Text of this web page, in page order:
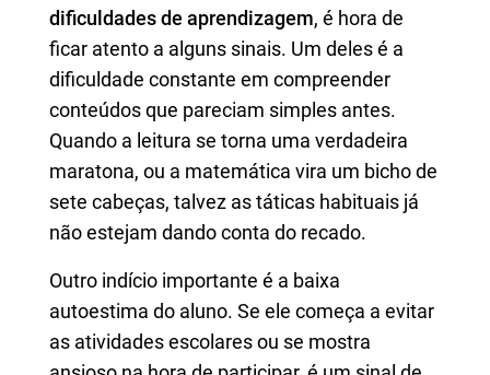
dificuldades de aprendizagem, é hora de
ficar atento a alguns sinais. Um deles é a
dificuldade constante em compreender
conteúdos que pareciam simples antes.
Quando a leitura se torna uma verdadeira
maratona, ou a matemática vira um bicho de
sete cabeças, talvez as táticas habituais já
não estejam dando conta do recado.
Outro indício importante é a baixa
autoestima do aluno. Se ele começa a evitar
as atividades escolares ou se mostra